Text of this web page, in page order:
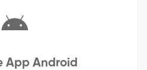
App Android